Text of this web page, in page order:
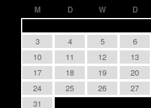
M
D W D
3
4 5 6
10
11 12 13
17
18 19 20
24
25 26 27
31